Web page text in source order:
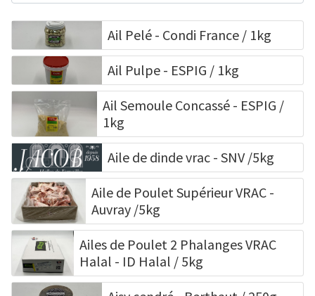
Gibier Margarine
Produits de
la mer
Traiteur
Vins et
Champagnes
Ail Pelé - Condi France / 1kg
Ail Pulpe - ESPIG / 1kg
Ail Semoule Concassé - ESPIG /
1kg
Aile de dinde vrac - SNV /5kg
Aile de Poulet Supérieur VRAC -
Auvray /5kg
Ailes de Poulet 2 Phalanges VRAC
Halal - ID Halal / 5kg